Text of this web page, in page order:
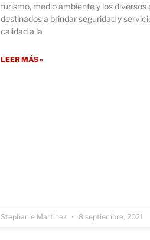
turismo, medio ambiente y los diversos
destinados a brindar seguridad y
calidad a la
LEER MÁS »
Stephanie Martinez 8 septiembre, 2021